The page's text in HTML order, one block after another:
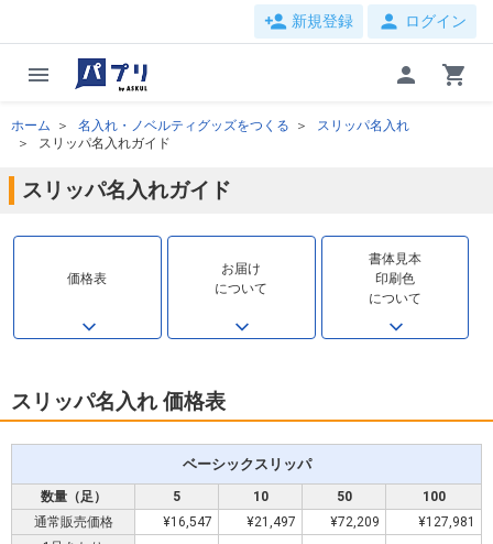
person_add 新規登録 person ログイン
menu person shopping_cart
ホーム 名入れ・ノベルティグッズをつくる
スリッパ名入れ
スリッパ名入れガイド
スリッパ名入れガイド
価格表
お届け
について
書体見本
印刷色
について
スリッパ名入れ 価格表
ベーシックスリッパ
数量（足） 5 10 50
100
通常販売価格
¥16,547 ¥21,497 ¥72,209
¥127,981